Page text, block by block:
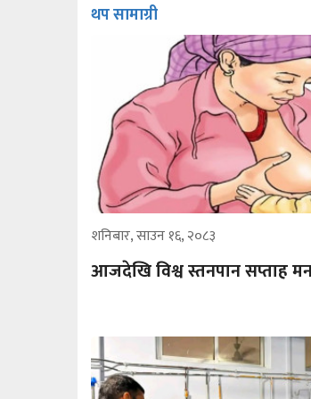
थप सामाग्री
शनिबार, साउन १६, २०८३
आजदेखि विश्व स्तनपान सप्ताह